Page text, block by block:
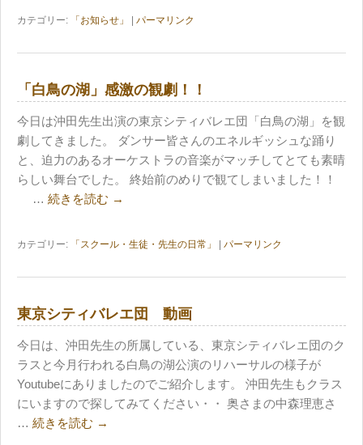
カテゴリー: 「お知らせ」 パーマリンク
「白鳥の湖」感激の観劇！！
今日は沖田先生出演の東京シティバレエ団「白鳥の湖」を観
劇してきました。 ダンサー皆さんのエネルギッシュな踊り
と、迫力のあるオーケストラの音楽がマッチしてとても素晴
らしい舞台でした。 終始前のめりで観てしまいました！！
… 続きを読む →
カテゴリー: 「スクール・生徒・先生の日常」 パーマリンク
東京シティバレエ団 動画
今日は、沖田先生の所属している、東京シティバレエ団のク
ラスと今月行われる白鳥の湖公演のリハーサルの様子が
Youtubeにありましたのでご紹介します。 沖田先生もクラス
にいますので探してみてください・・ 奥さまの中森理恵さ
… 続きを読む →